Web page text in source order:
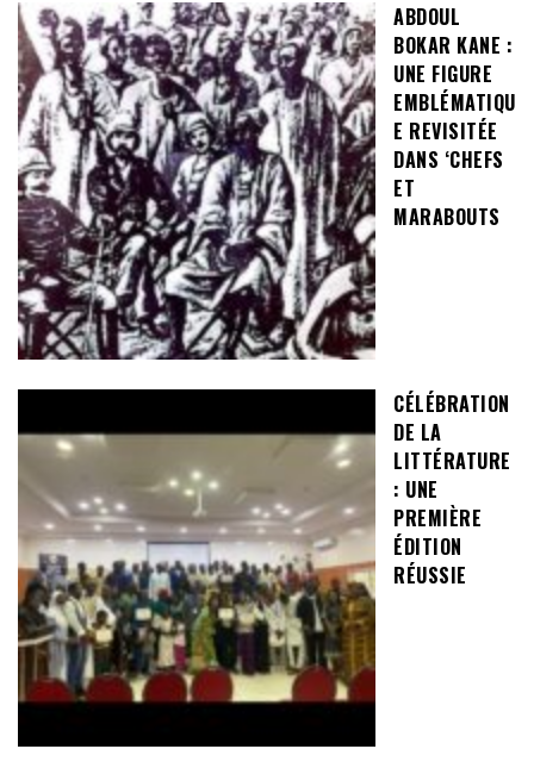
ABDOUL
BOKAR KANE :
UNE FIGURE
EMBLÉMATIQU
E REVISITÉE
DANS ‘CHEFS
ET
MARABOUTS
CÉLÉBRATION
DE LA
LITTÉRATURE
: UNE
PREMIÈRE
ÉDITION
RÉUSSIE